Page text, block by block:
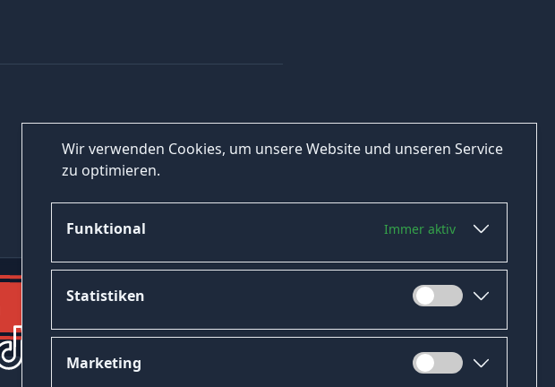
Wir verwenden Cookies, um unsere Website und unseren Service
zu optimieren.
Funktional Immer aktiv
Statistiken
Marketing